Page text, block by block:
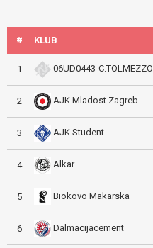
# KLUB
1 06UD0443-C.TOLMEZZO
2 AJK Mladost Zagreb
3 AJK Student
4 Alkar
5 Biokovo Makarska
6 Dalmacijacement